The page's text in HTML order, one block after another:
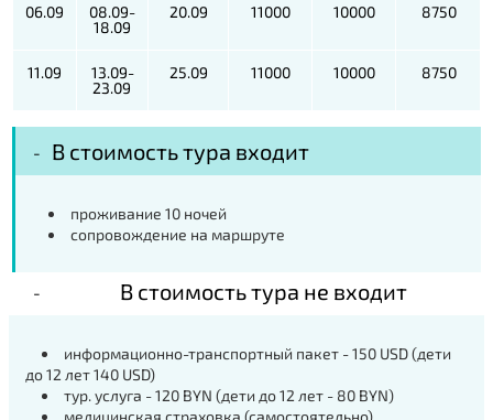
06.09
08.09-
18.09
20.09 11000 10000 8750
11.09
13.09-
23.09
25.09 11000 10000 8750
В стоимость тура входит
проживание 10 ночей
сопровождение на маршруте
В стоимость тура не входит
информационно-транспортный пакет - 150 USD (дети
до 12 лет 140 USD)
тур. услуга - 120 BYN (дети до 12 лет - 80 BYN)
медицинская страховка (самостоятельно)